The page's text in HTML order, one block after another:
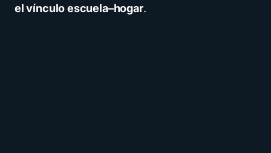
el vínculo escuela–hogar.